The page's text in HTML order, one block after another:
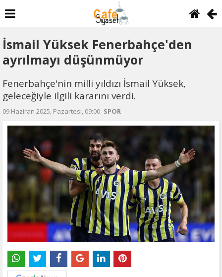
İsmail Yüksek Fenerbahçe'den
ayrılmayı düşünmüyor
Fenerbahçe'nin milli yıldızı İsmail Yüksek,
geleceğiyle ilgili kararını verdi.
09 Haziran 2025, Pazartesi, 09:00 -SPOR